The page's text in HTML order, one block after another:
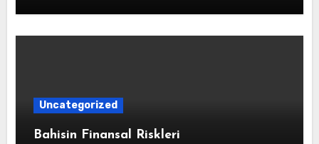
Uncategorized
Bahisin Finansal Riskleri